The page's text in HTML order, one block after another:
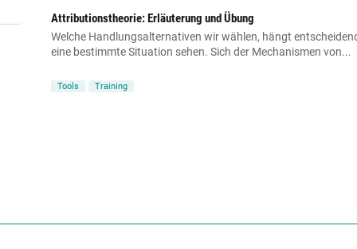
Attributionstheorie: Erläuterung und Übung
Welche Handlungsalternativen wir wählen, hängt
eine bestimmte Situation sehen. Sich der Mechanismen von...
Tools Training